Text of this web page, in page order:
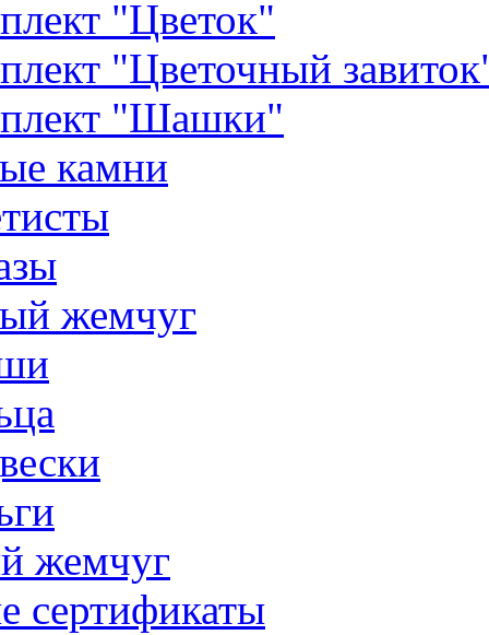
"Цветок"
"Цветочный
"Шашки"
камни
жемчуг
жемчуг
сертификаты